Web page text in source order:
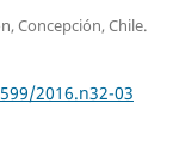
Concepción, Chile.
2016.n32-03